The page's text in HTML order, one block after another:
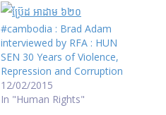
#cambodia : Brad Adam
interviewed by RFA : HUN
SEN 30 Years of Violence,
Repression and Corruption
12/02/2015
In "Human Rights"